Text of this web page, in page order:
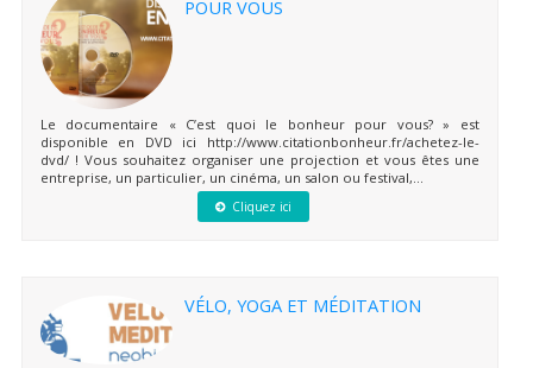
POUR VOUS
Le documentaire « C’est quoi le bonheur pour vous? » est
disponible en DVD ici http://www.citationbonheur.fr/achetez-le-
dvd/ ! Vous souhaitez organiser une projection et vous êtes une
entreprise, un particulier, un cinéma, un salon ou festival,...
Cliquez ici
VÉLO, YOGA ET MÉDITATION